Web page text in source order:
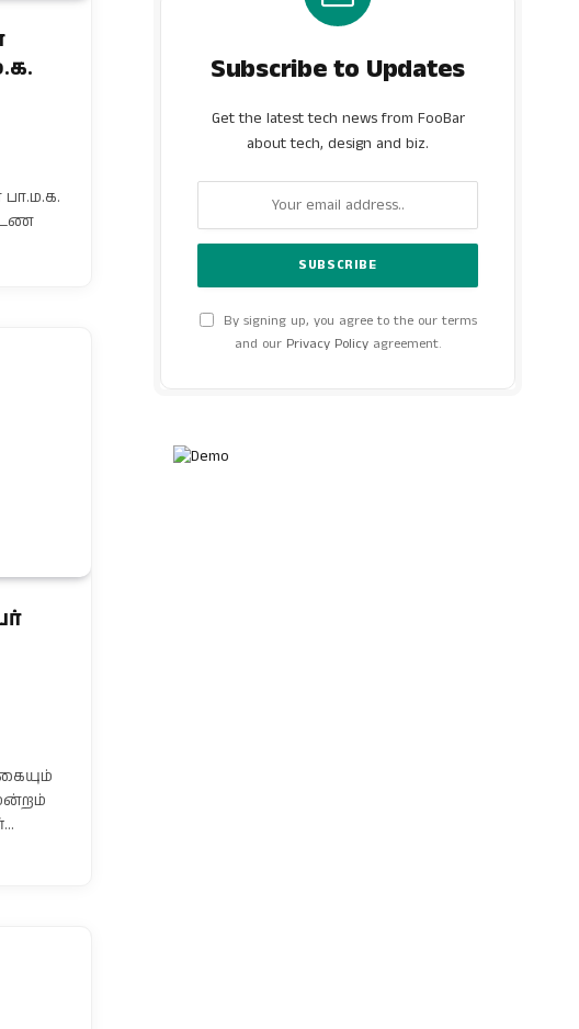
Subscribe to Updates
Get the latest tech news from FooBar
about tech, design and biz.
By signing up, you agree to the our terms
and our Privacy Policy agreement.